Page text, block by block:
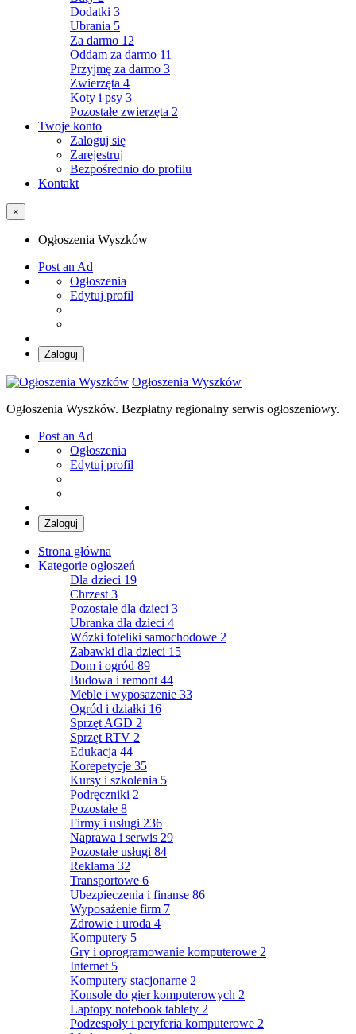
Dodatki 3
Ubrania 5
Za darmo 12
Oddam za darmo 11
Przyjmę za darmo 3
Zwierzęta 4
Koty i psy 3
Pozostałe zwierzęta 2
Twoje konto
Zaloguj się
Zarejestruj
Bezpośrednio do profilu
Kontakt
×
Ogłoszenia Wyszków
Post an Ad
Ogłoszenia
Edytuj profil
Zaloguj
Ogłoszenia Wyszków
Ogłoszenia Wyszków. Bezpłatny regionalny serwis ogłoszeniowy.
Post an Ad
Ogłoszenia
Edytuj profil
Zaloguj
Strona główna
Kategorie ogłoszeń
Dla dzieci 19
Chrzest 3
Pozostałe dla dzieci 3
Ubranka dla dzieci 4
Wózki foteliki samochodowe 2
Zabawki dla dzieci 15
Dom i ogród 89
Budowa i remont 44
Meble i wyposażenie 33
Ogród i działki 16
Sprzęt AGD 2
Sprzęt RTV 2
Edukacja 44
Korepetycje 35
Kursy i szkolenia 5
Podręczniki 2
Pozostałe 8
Firmy i usługi 236
Naprawa i serwis 29
Pozostałe usługi 84
Reklama 32
Transportowe 6
Ubezpieczenia i finanse 86
Wyposażenie firm 7
Zdrowie i uroda 4
Komputery 5
Gry i oprogramowanie komputerowe 2
Internet 5
Komputery stacjonarne 2
Konsole do gier komputerowych 2
Laptopy notebook tablety 2
Podzespoły i peryferia komputerowe 2